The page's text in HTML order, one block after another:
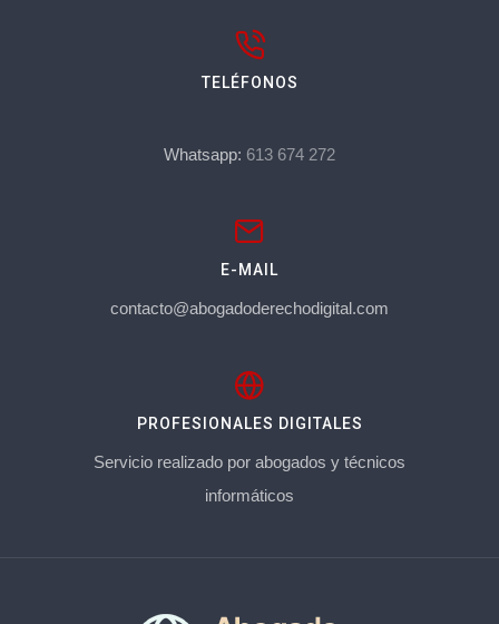
TELÉFONOS
Whatsapp: 613 674 272
E-MAIL
contacto@abogadoderechodigital.com
PROFESIONALES DIGITALES
Servicio realizado por abogados y técnicos
informáticos